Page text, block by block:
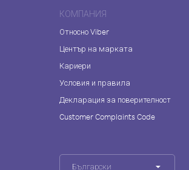
КОМПАНИЯ
Относно Viber
Център на марката
Кариери
Условия и правила
Декларация за поверителност
Customer Complaints Code
Български